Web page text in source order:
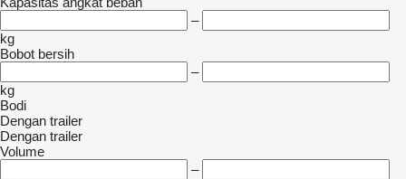
–
kg
Bobot bersih
–
kg
Bodi
Dengan trailer
Dengan trailer
Volume
–